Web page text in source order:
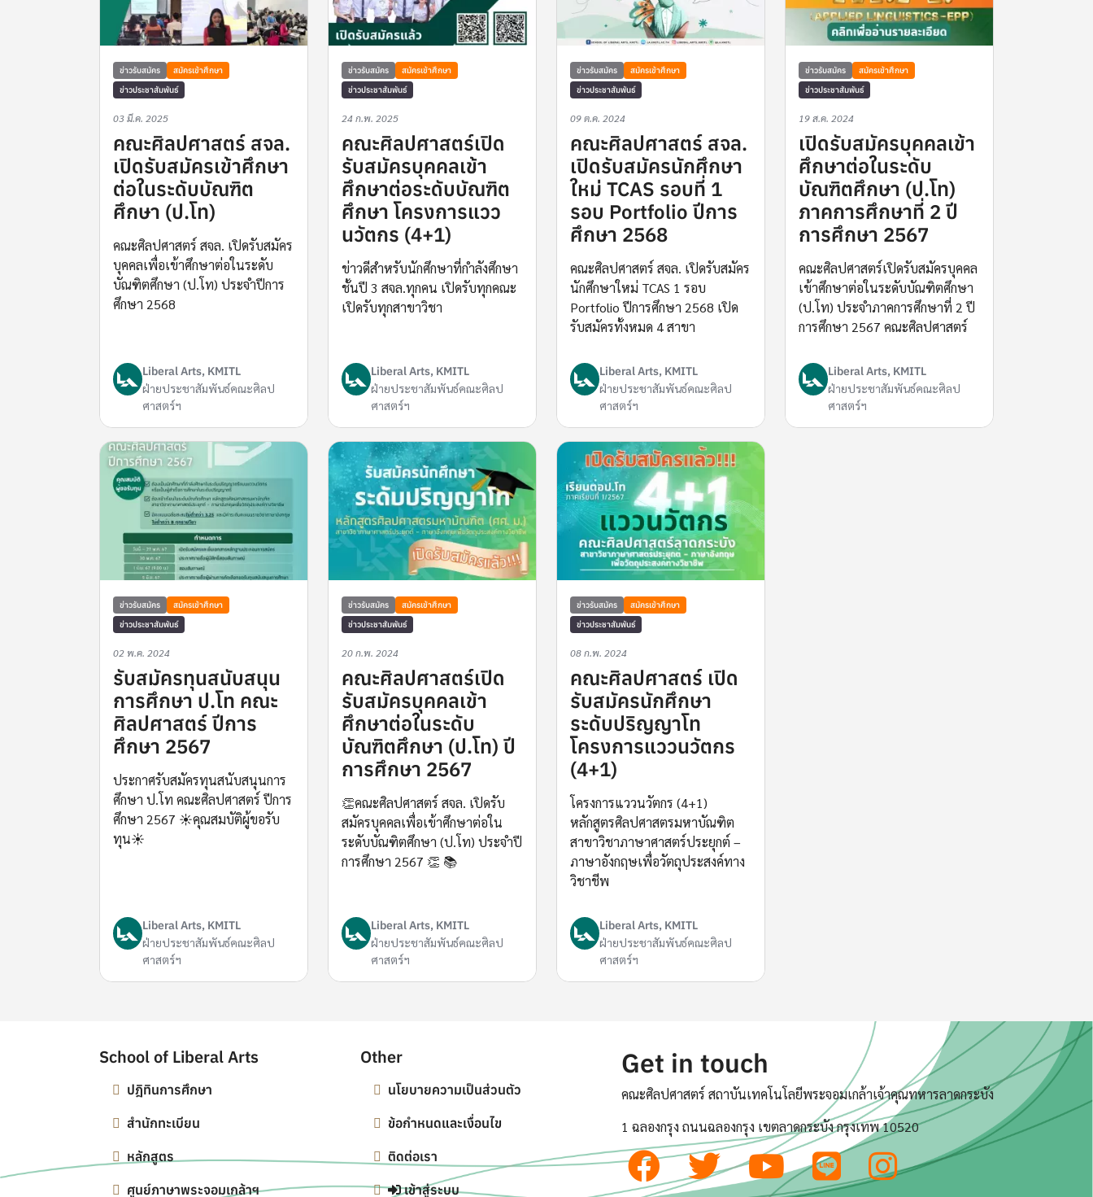
ข่าวรับสมัคร
สมัครเข้าศึกษา
ข่าวประชาสัมพันธ์
03 มี.ค. 2025
คณะศิลปศาสตร์ สจล.
เปิดรับสมัครเข้าศึกษา
ต่อในระดับบัณฑิต
ศึกษา (ป.โท)
คณะศิลปศาสตร์ สจล. เปิดรับสมัคร
บุคคลเพื่อเข้าศึกษาต่อในระดับ
บัณฑิตศึกษา (ป.โท) ประจำปีการ
ศึกษา 2568
Liberal Arts, KMITL
ฝ่ายประชาสัมพันธ์คณะศิลป
ศาสตร์ฯ
ข่าวรับสมัคร
สมัครเข้าศึกษา
ข่าวประชาสัมพันธ์
24 ก.พ. 2025
คณะศิลปศาสตร์เปิด
รับสมัครบุคคลเข้า
ศึกษาต่อระดับบัณฑิต
ศึกษา โครงการแวว
นวัตกร (4+1)
ข่าวดีสำหรับนักศึกษาที่กำลังศึกษา
ชั้นปี 3 สจล.ทุกคน เปิดรับทุกคณะ
เปิดรับทุกสาขาวิชา
Liberal Arts, KMITL
ฝ่ายประชาสัมพันธ์คณะศิลป
ศาสตร์ฯ
ข่าวรับสมัคร
สมัครเข้าศึกษา
ข่าวประชาสัมพันธ์
09 ต.ค. 2024
คณะศิลปศาสตร์ สจล.
เปิดรับสมัครนักศึกษา
ใหม่ TCAS รอบที่ 1
รอบ Portfolio ปีการ
ศึกษา 2568
คณะศิลปศาสตร์ สจล. เปิดรับสมัคร
นักศึกษาใหม่ TCAS 1 รอบ
Portfolio ปีการศึกษา 2568 เปิด
รับสมัครทั้งหมด 4 สาขา
Liberal Arts, KMITL
ฝ่ายประชาสัมพันธ์คณะศิลป
ศาสตร์ฯ
ข่าวรับสมัคร
สมัครเข้าศึกษา
ข่าวประชาสัมพันธ์
19 ส.ค. 2024
เปิดรับสมัครบุคคลเข้า
ศึกษาต่อในระดับ
บัณฑิตศึกษา (ป.โท)
ภาคการศึกษาที่ 2 ปี
การศึกษา 2567
คณะศิลปศาสตร์เปิดรับสมัครบุคคล
เข้าศึกษาต่อในระดับบัณฑิตศึกษา
(ป.โท) ประจำภาคการศึกษาที่ 2 ปี
การศึกษา 2567 คณะศิลปศาสตร์
Liberal Arts, KMITL
ฝ่ายประชาสัมพันธ์คณะศิลป
ศาสตร์ฯ
ข่าวรับสมัคร
สมัครเข้าศึกษา
ข่าวประชาสัมพันธ์
02 พ.ค. 2024
รับสมัครทุนสนับสนุน
การศึกษา ป.โท คณะ
ศิลปศาสตร์ ปีการ
ศึกษา 2567
ประกาศรับสมัครทุนสนับสนุนการ
ศึกษา ป.โท คณะศิลปศาสตร์ ปีการ
ศึกษา 2567 ☀️คุณสมบัติผู้ขอรับ
ทุน☀️
Liberal Arts, KMITL
ฝ่ายประชาสัมพันธ์คณะศิลป
ศาสตร์ฯ
ข่าวรับสมัคร
สมัครเข้าศึกษา
ข่าวประชาสัมพันธ์
20 ก.พ. 2024
คณะศิลปศาสตร์เปิด
รับสมัครบุคคลเข้า
ศึกษาต่อในระดับ
บัณฑิตศึกษา (ป.โท) ปี
การศึกษา 2567
👏คณะศิลปศาสตร์ สจล. เปิดรับ
สมัครบุคคลเพื่อเข้าศึกษาต่อใน
ระดับบัณฑิตศึกษา (ป.โท) ประจำปี
การศึกษา 2567 👏 📚
Liberal Arts, KMITL
ฝ่ายประชาสัมพันธ์คณะศิลป
ศาสตร์ฯ
ข่าวรับสมัคร
สมัครเข้าศึกษา
ข่าวประชาสัมพันธ์
08 ก.พ. 2024
คณะศิลปศาสตร์ เปิด
รับสมัครนักศึกษา
ระดับปริญญาโท
โครงการแววนวัตกร
(4+1)
โครงการแววนวัตกร (4+1)
หลักสูตรศิลปศาสตรมหาบัณฑิต
สาขาวิชาภาษาศาสตร์ประยุกต์ –
ภาษาอังกฤษเพื่อวัตถุประสงค์ทาง
วิชาชีพ
Liberal Arts, KMITL
ฝ่ายประชาสัมพันธ์คณะศิลป
ศาสตร์ฯ
School of Liberal Arts
ปฎิทินการศึกษา
สำนักทะเบียน
หลักสูตร
ศูนย์ภาษาพระจอมเกล้าฯ
Other
นโยบายความเป็นส่วนตัว
ข้อกำหนดและเงื่อนไข
ติดต่อเรา
เข้าสู่ระบบ
Get in touch
คณะศิลปศาสตร์ สถาบันเทคโนโลยีพระจอมเกล้าเจ้าคุณทหารลาดกระบัง
1 ฉลองกรุง ถนนฉลองกรุง เขตลาดกระบัง กรุงเทพ 10520